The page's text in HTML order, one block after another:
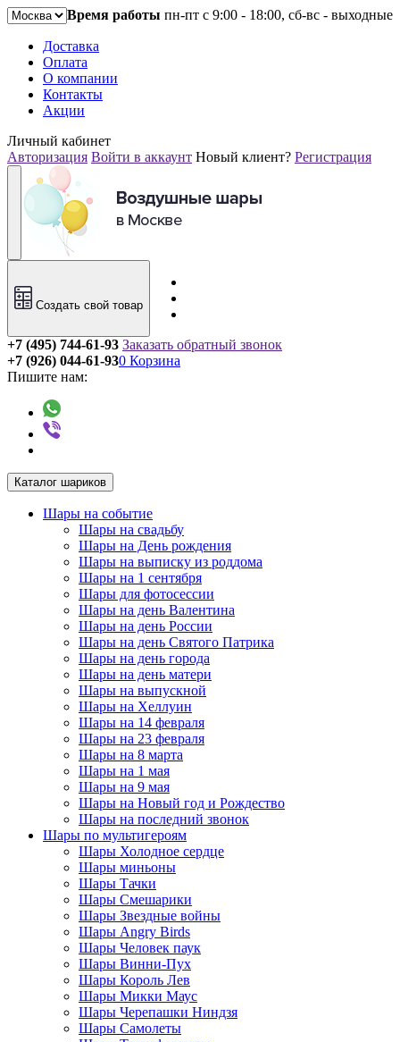
Время работы пн-пт с 9:00 - 18:00, сб-вс - выходные
Доставка
Оплата
О компании
Контакты
Акции
Личный кабинет
Авторизация Войти в аккаунт Новый клиент? Регистрация
Создать свой товар
+7 (495) 744-61-93 Заказать обратный звонок
+7 (926) 044-61-93
Пишите нам:
0 Корзина
Каталог шариков
Шары на событие
Шары на свадьбу
Шары на День рождения
Шары на выписку из роддома
Шары на 1 сентября
Шары для фотосессии
Шары на день Валентина
Шары на день России
Шары на день Святого Патрика
Шары на день города
Шары на день матери
Шары на выпускной
Шары на Хеллуин
Шары на 14 февраля
Шары на 23 февраля
Шары на 8 марта
Шары на 1 мая
Шары на 9 мая
Шары на Новый год и Рождество
Шары на последний звонок
Шары по мультигероям
Шары Холодное сердце
Шары миньоны
Шары Тачки
Шары Смешарики
Шары Звездные войны
Шары Angry Birds
Шары Человек паук
Шары Винни-Пух
Шары Король Лев
Шары Микки Маус
Шары Черепашки Ниндзя
Шары Самолеты